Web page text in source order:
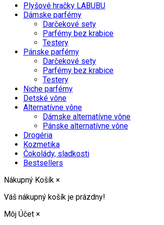
Plyšové hračky LABUBU
Dámske parfémy
Darčekové sety
Parfémy bez krabice
Testery
Pánske parfémy
Darčekové sety
Parfémy bez krabice
Testery
Niche parfémy
Detské vône
Alternatívne vône
Dámske alternatívne vône
Pánske alternatívne vône
Drogéria
Kozmetika
Čokolády, sladkosti
Bestsellers
Nákupný Košík ×
Váš nákupný košík je prázdny!
Môj Účet ×